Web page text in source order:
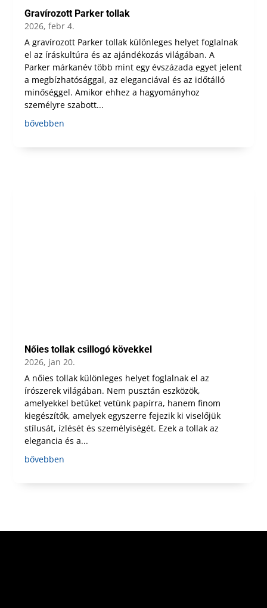
Gravírozott Parker tollak
2026, febr 4.
A gravírozott Parker tollak különleges helyet foglalnak
el az íráskultúra és az ajándékozás világában. A
Parker márkanév több mint egy évszázada egyet jelent
a megbízhatósággal, az eleganciával és az időtálló
minőséggel. Amikor ehhez a hagyományhoz
személyre szabott...
bővebben
Nőies tollak csillogó kövekkel
2026, jan 20.
A nőies tollak különleges helyet foglalnak el az
írószerek világában. Nem pusztán eszközök,
amelyekkel betűket vetünk papírra, hanem finom
kiegészítők, amelyek egyszerre fejezik ki viselőjük
stílusát, ízlését és személyiségét. Ezek a tollak az
elegancia és a...
bővebben